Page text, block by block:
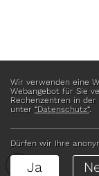
Webstatistik
Wir verwenden eine
Webangebot für Sie
Rechenzentren in
unter “Datenschutz“.
Dürfen wir Ihre
Ja